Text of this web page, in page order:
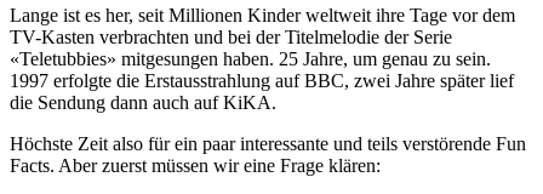
Lange ist es her, seit Millionen Kinder weltweit ihre Tage vor dem
TV-Kasten verbrachten und bei der Titelmelodie der Serie
«Teletubbies» mitgesungen haben. 25 Jahre, um genau zu sein.
1997 erfolgte die Erstausstrahlung auf BBC, zwei Jahre später lief
die Sendung dann auch auf KiKA.
Höchste Zeit also für ein paar interessante und teils verstörende Fun
Facts. Aber zuerst müssen wir eine Frage klären: